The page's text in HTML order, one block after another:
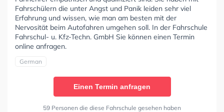
Fahrschülern die unter Angst und Panik leiden sehr viel
Erfahrung und wissen, wie man am besten mit der
Nervosität beim Autofahren umgehen soll. In der Fahrschule
Fahrschul- u. Kfz-Techn. GmbH Sie können einen Termin
online anfragen.
German
Einen Termin anfragen
59 Personen die diese Fahrschule gesehen haben